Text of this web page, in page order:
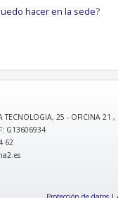
hacer en la sede?
TECNOLOGIA, 25 - OFICINA 21
G13606934
62